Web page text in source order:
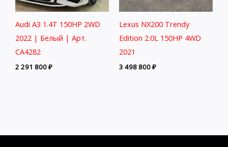
Audi A3 1.4T 150HP 2WD
2022 | Белый | Арт.
CA4282
2 291 800₽
Lexus NX200 Trendy
Edition 2.0L 150HP 4WD
2021
3 498 800₽